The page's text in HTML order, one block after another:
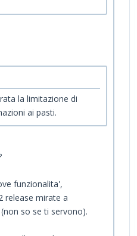
la limitazione di
ai pasti.
funzionalita',
release mirate a
so se ti servono).